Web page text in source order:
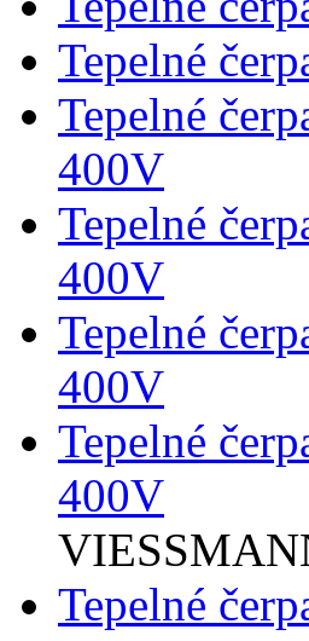
Tepelné
Tepelné
400V
Tepelné
400V
Tepelné
400V
Tepelné
400V
Tepelné